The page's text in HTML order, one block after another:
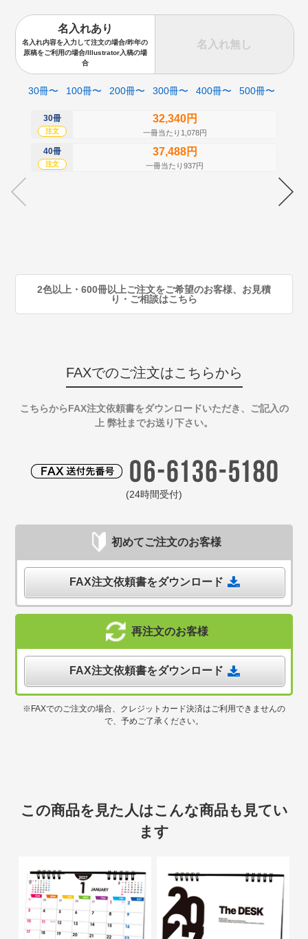
名入れあり
名入れ内容を入力して注文の場合/昨年の
原稿をご利用の場合/Illustrator入稿の場
合
名入れ無し
30冊〜 100冊〜 200冊〜 300冊〜 400冊〜 500冊〜
30冊
注文
32,340円
一冊当たり1,078円
40冊
注文
37,488円
一冊当たり937円
2色以上・600冊以上ご注文をご希望のお客様、お見積
り・ご相談はこちら
FAXでのご注文はこちらから
こちらからFAX注文依頼書をダウンロードいただき、ご記入の
上 弊社までお送り下さい。
(24時間受付)
初めてご注文のお客様
FAX注文依頼書をダウンロード
再注文のお客様
FAX注文依頼書をダウンロード
※FAXでのご注文の場合、クレジットカード決済はご利用できませんの
で、予めご了承ください。
この商品を見た人はこんな商品も見てい
ます